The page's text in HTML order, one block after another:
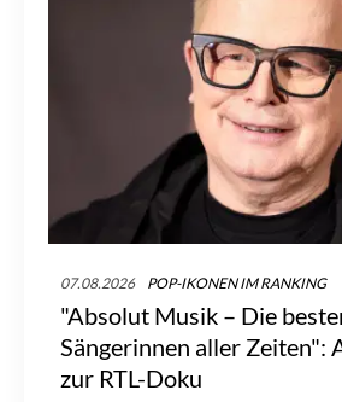
07.08.2026 POP-IKONEN IM RANKING
"Absolut Musik – Die
Sängerinnen aller Zeiten":
zur RTL-Doku